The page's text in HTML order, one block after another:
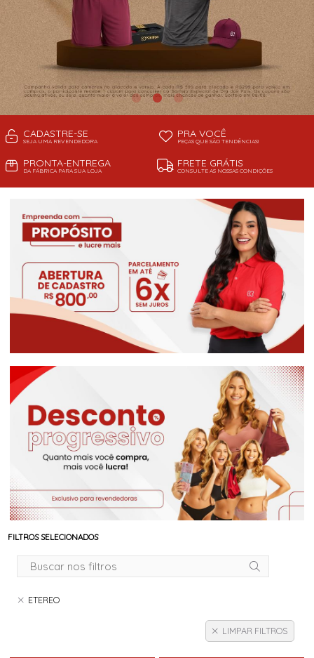
CADASTRE-SE
SEJA UMA REVENDEDORA
PRA VOCÊ
PEÇAS QUE SÃO TENDÊNCIAS!
PRONTA-ENTREGA
DA FÁBRICA PARA SUA LOJA
FRETE GRÁTIS
CONSULTE AS NOSSAS CONDIÇÕES
FILTROS SELECIONADOS
ETEREO
LIMPAR FILTROS